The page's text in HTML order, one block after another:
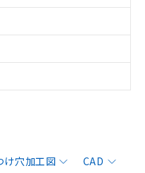
け穴加工図
CAD